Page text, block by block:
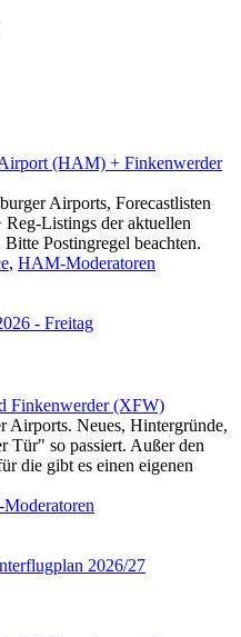
(HAM) + Finkenwerder
Airports, Forecastlisten
Listings der aktuellen
Postingregel beachten.
, HAM-Moderatoren
- Freitag
Finkenwerder (XFW)
Airports. Neues, Hintergründe,
Tür" so passiert. Außer den
die gibt es einen eigenen
2026/27